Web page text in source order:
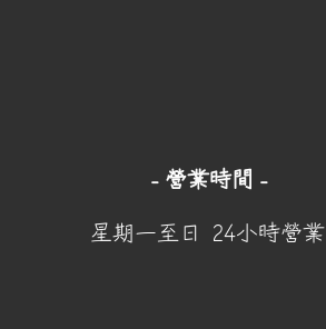
- 營業時間 -
​星期一至日 24小時營業